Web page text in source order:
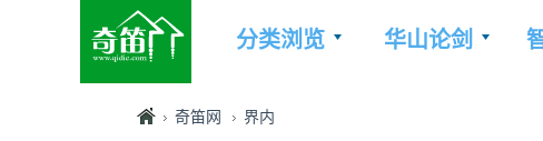
分类浏览 华山论剑
奇笛网 界内